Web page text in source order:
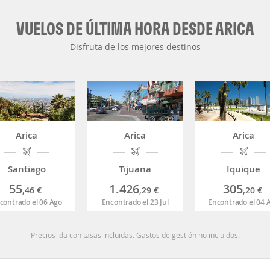
VUELOS DE ÚLTIMA HORA DESDE ARICA
Disfruta de los mejores destinos
Arica
Santiago
55,46 €
el 06 Ago
Arica
Tijuana
1.426,29 €
Encontrado el 23 Jul
Arica
Iquique
305,20 €
Encontrado el 04
Precios ida con tasas incluidas. Gastos de gestión no incluidos.